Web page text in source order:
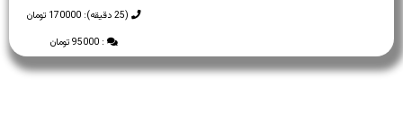
(25 دقیقه): 170000 تومان
: 95000 تومان